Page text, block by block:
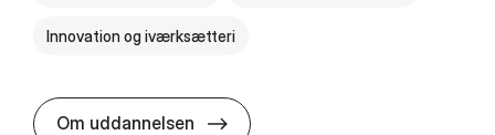
Innovation og iværksætteri
Om uddannelsen HA i pro­jekt­le­del­se